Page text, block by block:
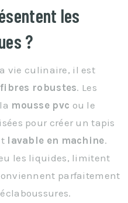
les
?
vie culinaire, il est
fibres robustes. Les
mousse pvc ou le
pour créer un tapis
lavable en machine.
les liquides, limitent
parfaitement